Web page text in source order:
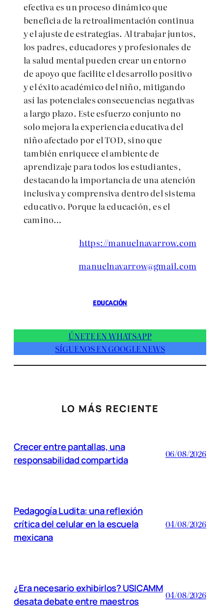
efectiva es un proceso dinámico que
beneficia de la retroalimentación continua
y el ajuste de estrategias. Al trabajar juntos,
los padres, educadores y profesionales de
la salud mental pueden crear un entorno
de apoyo que facilite el desarrollo positivo
y el éxito académico del niño, mitigando
así las potenciales consecuencias negativas
a largo plazo. Este esfuerzo conjunto no
solo mejora la experiencia educativa del
niño afectado por el TOD, sino que
también enriquece el ambiente de
aprendizaje para todos los estudiantes,
destacando la importancia de una atención
inclusiva y comprensiva dentro del sistema
educativo. Porque la educación, es el
camino…
https://manuelnavarrow.com
manuelnavarrow@gmail.com
EDUCACIÓN
ÚNETE EN WHATSAPP
SÍGUENOS EN GOOGLE NEWS
LO MÁS RECIENTE
Crecer entre pantallas, una
responsabilidad compartida
06/08/2026
Pedagogía Ludita: una reflexión
crítica del celular en la escuela
mexicana
04/08/2026
¿Era necesario exhibirlos? USICAMM
desata debate entre maestros
04/08/2026